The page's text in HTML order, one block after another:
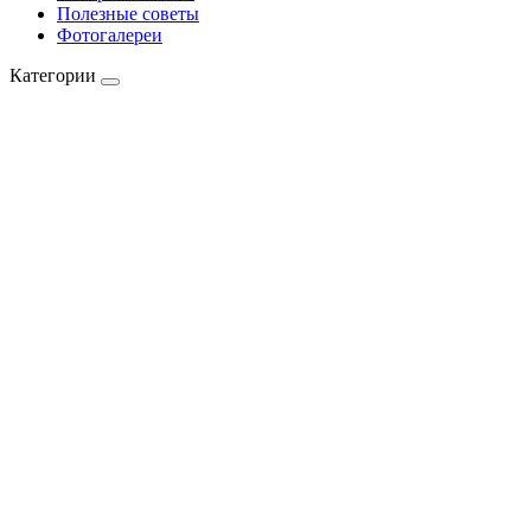
Полезные советы
Фотогалереи
Категории